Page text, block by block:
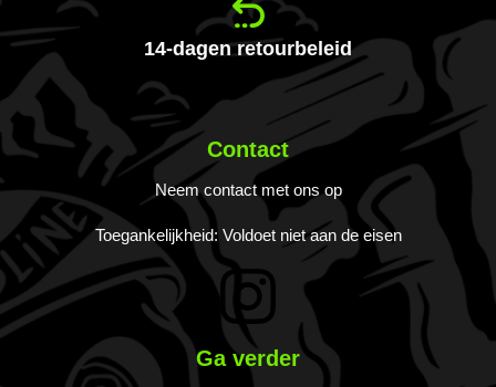
14-dagen retourbeleid
Contact
Neem contact met ons op
Toegankelijkheid: Voldoet niet aan de eisen
Ga verder